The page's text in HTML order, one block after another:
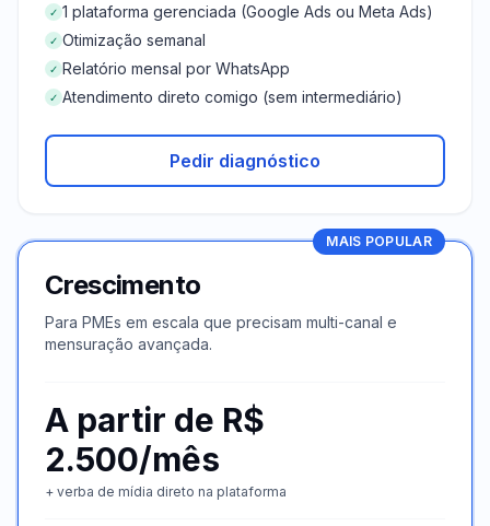
✓ 1 plataforma gerenciada (Google Ads ou Meta Ads)
✓ Otimização semanal
✓ Relatório mensal por WhatsApp
✓ Atendimento direto comigo (sem intermediário)
Pedir diagnóstico
MAIS POPULAR
Crescimento
Para PMEs em escala que precisam multi-canal e
mensuração avançada.
A partir de R$
2.500/mês
+ verba de mídia direto na plataforma